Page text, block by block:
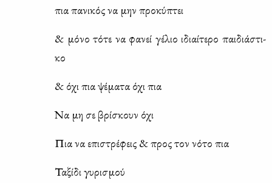
πια πα­νι­κός να μην προ­κύ­πτει
& μό­νο τό­τε να φα­νεί γέ­λιο ιδιαί­τε­ρο παι­διά­στι­
κο
& όχι πια ψέ­μα­τα όχι πια
Να μη σε βρί­σκουν όχι
Πια να επι­στρέ­φεις & προς τον νό­το πια
Τα­ξί­δι γυ­ρι­σμού